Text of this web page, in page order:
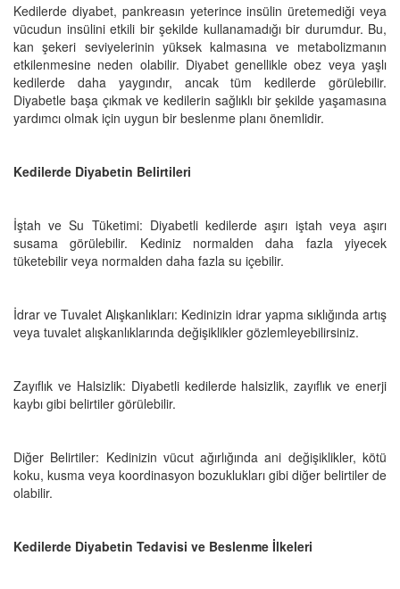
Kedilerde diyabet, pankreasın yeterince insülin üretemediği veya
vücudun insülini etkili bir şekilde kullanamadığı bir durumdur. Bu,
kan şekeri seviyelerinin yüksek kalmasına ve metabolizmanın
etkilenmesine neden olabilir. Diyabet genellikle obez veya yaşlı
kedilerde daha yaygındır, ancak tüm kedilerde görülebilir.
Diyabetle başa çıkmak ve kedilerin sağlıklı bir şekilde yaşamasına
yardımcı olmak için uygun bir beslenme planı önemlidir.
Kedilerde Diyabetin Belirtileri
İştah ve Su Tüketimi: Diyabetli kedilerde aşırı iştah veya aşırı
susama görülebilir. Kediniz normalden daha fazla yiyecek
tüketebilir veya normalden daha fazla su içebilir.
İdrar ve Tuvalet Alışkanlıkları: Kedinizin idrar yapma sıklığında artış
veya tuvalet alışkanlıklarında değişiklikler gözlemleyebilirsiniz.
Zayıflık ve Halsizlik: Diyabetli kedilerde halsizlik, zayıflık ve enerji
kaybı gibi belirtiler görülebilir.
Diğer Belirtiler: Kedinizin vücut ağırlığında ani değişiklikler, kötü
koku, kusma veya koordinasyon bozuklukları gibi diğer belirtiler de
olabilir.
Kedilerde Diyabetin Tedavisi ve Beslenme İlkeleri